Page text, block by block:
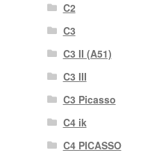
C2
C3
C3 II (A51)
C3 III
C3 Picasso
C4 ik
C4 PICASSO